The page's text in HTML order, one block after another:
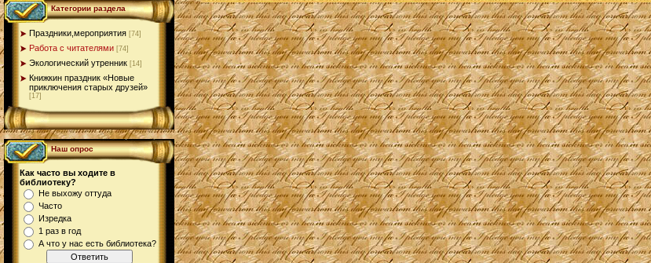
Категории раздела
Праздники,мероприятия [74]
Работа с читателями [74]
Экологический утренник [14]
Книжкин праздник «Новые
приключения старых друзей»
[17]
Наш опрос
Как часто вы ходите в
библиотеку?
Не выхожу оттуда
Часто
Изредка
1 раз в год
А что у нас есть библиотека?